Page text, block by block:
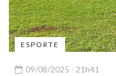
ESPORTE
09/08/2025 - 21h41